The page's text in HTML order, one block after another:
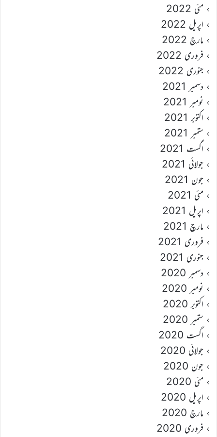
مئی 2022
اپریل 2022
مارچ 2022
فروری 2022
جنوری 2022
دسمبر 2021
نومبر 2021
اکتوبر 2021
ستمبر 2021
اگست 2021
جولائی 2021
جون 2021
مئی 2021
اپریل 2021
مارچ 2021
فروری 2021
جنوری 2021
دسمبر 2020
نومبر 2020
اکتوبر 2020
ستمبر 2020
اگست 2020
جولائی 2020
جون 2020
مئی 2020
اپریل 2020
مارچ 2020
فروری 2020